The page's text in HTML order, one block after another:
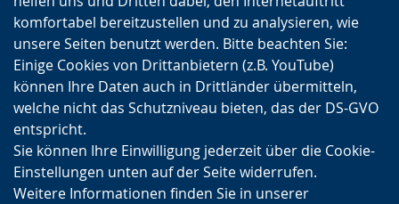
komfortabel bereitzustellen und zu analysieren, wie
unsere Seiten benutzt werden. Bitte beachten Sie:
Einige Cookies von Drittanbietern (z.B. YouTube)
können Ihre Daten auch in Drittländer übermitteln,
welche nicht das Schutzniveau bieten, das der DS-GVO
entspricht.
Sie können Ihre Einwilligung jederzeit über die Cookie-
Einstellungen unten auf der Seite widerrufen.
Weitere Informationen finden Sie in unserer